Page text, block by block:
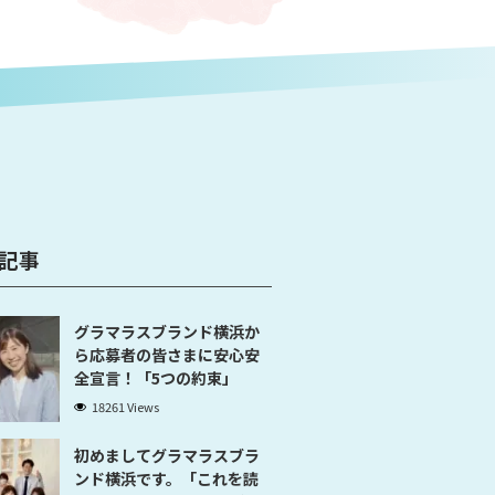
事
グラマラスブランド横浜か
ら応募者の皆さまに安心安
全宣言！「5つの約束」
18261 Views
初めましてグラマラスブラ
ンド横浜です。「これを読